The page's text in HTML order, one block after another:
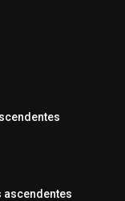
ascendentes